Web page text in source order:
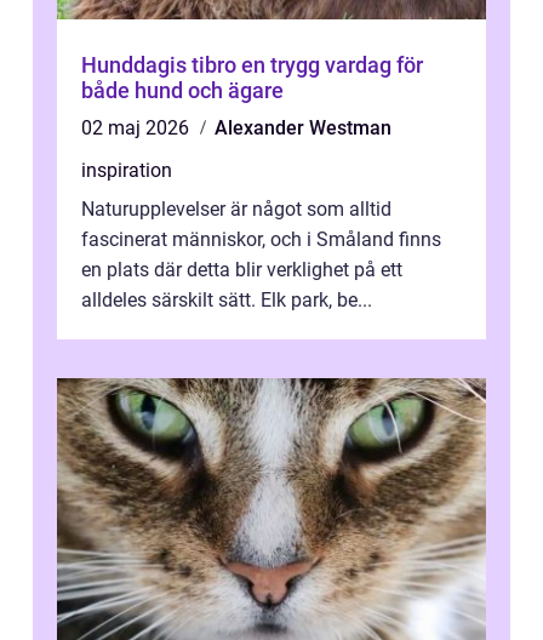
Hunddagis tibro en trygg vardag för
både hund och ägare
02 maj 2026
Alexander Westman
inspiration
Naturupplevelser är något som alltid
fascinerat människor, och i Småland finns
en plats där detta blir verklighet på ett
alldeles särskilt sätt. Elk park, be...